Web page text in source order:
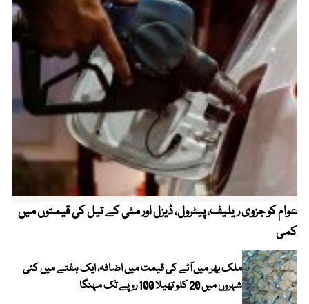
عوام کو جزوی ریلیف، پیٹرول، ڈیزل اور مٹی کے تیل کی قیمتوں میں
کمی
ملک بھر میں آٹے کی قیمت میں اضافہ، ایک ہفتے میں کئی
شہروں میں 20 کلو تھیلا 100 روپے تک مہنگا